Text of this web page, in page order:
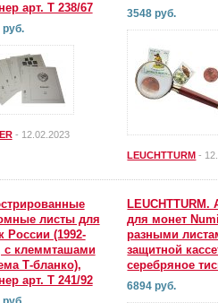
арт. Т 238/67
руб.
- 12.02.2023
3548 руб.
LEUCHTTURM -
листы для
России (1992-
с клеммташами
Т-бланко),
арт. Т 241/92
для монет
разными
защитной
серебряное
6894 руб.